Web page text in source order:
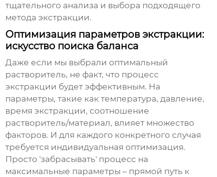
тщательного анализа и выбора подходящего
метода экстракции.
Оптимизация параметров экстракции:
искусство поиска баланса
Даже если мы выбрали оптимальный
растворитель, не факт, что процесс
экстракции будет эффективным. На
параметры, такие как температура, давление,
время экстракции, соотношение
растворитель/материал, влияет множество
факторов. И для каждого конкретного случая
требуется индивидуальная оптимизация.
Просто 'забрасывать' процесс на
максимальные параметры – прямой путь к